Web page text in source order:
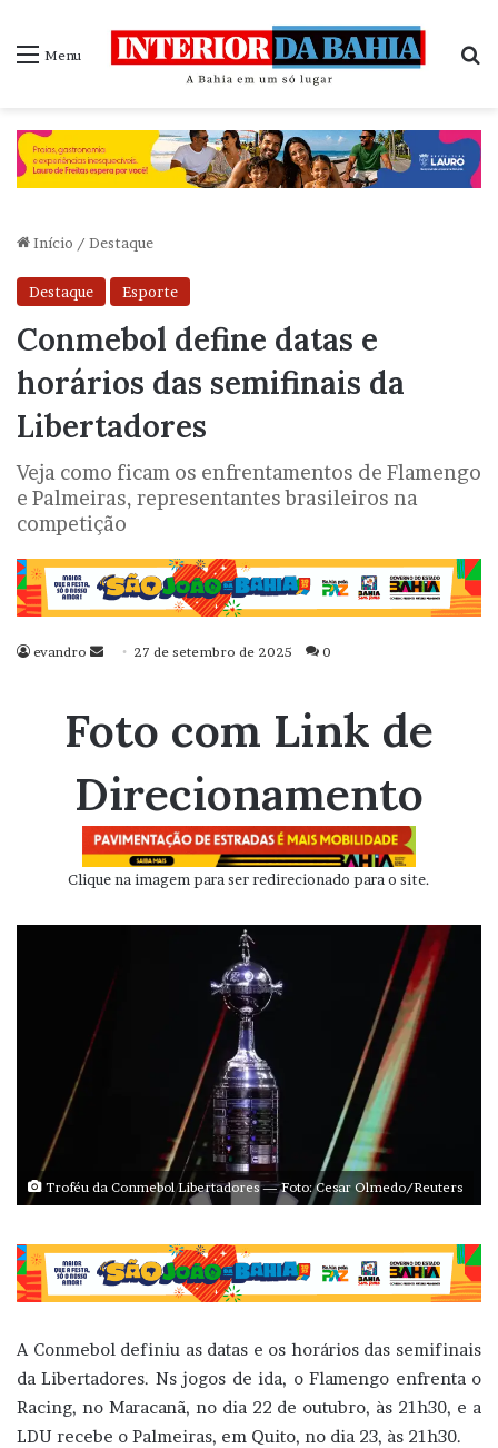
Menu
Início / Destaque
Destaque Esporte
Conmebol define datas e
horários das semifinais da
Libertadores
Veja como ficam os enfrentamentos de Flamengo
e Palmeiras, representantes brasileiros na
competição
evandro
Mande
mail
27 de setembro de 2025 0
Foto com Link de
Direcionamento
Clique na imagem para ser redirecionado para o site.
Troféu da Conmebol Libertadores — Foto: Cesar Olmedo/Reuters
A Conmebol definiu as datas e os horários das semifinais
da Libertadores. Ns jogos de ida, o Flamengo enfrenta o
Racing, no Maracanã, no dia 22 de outubro, às 21h30, e a
LDU recebe o Palmeiras, em Quito, no dia 23, às 21h30.